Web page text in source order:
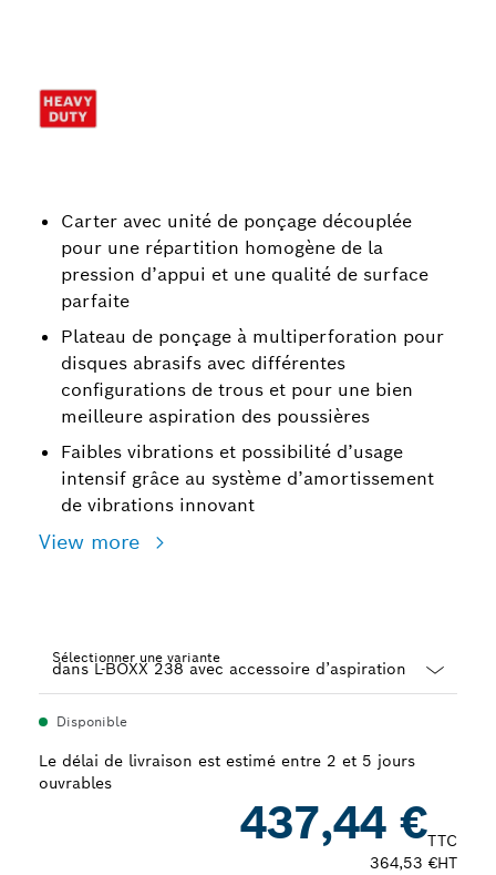
Carter avec unité de ponçage découplée
pour une répartition homogène de la
pression d’appui et une qualité de surface
parfaite
Plateau de ponçage à multiperforation pour
disques abrasifs avec différentes
configurations de trous et pour une bien
meilleure aspiration des poussières
Faibles vibrations et possibilité d’usage
intensif grâce au système d’amortissement
de vibrations innovant
View more
Sélectionner une variante
closed
Disponible
Le délai de livraison est estimé entre 2 et 5 jours
ouvrables
437,44 €TTC
364,53 €HT